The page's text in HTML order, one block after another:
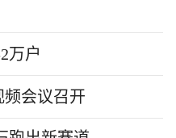
万户
会议召开